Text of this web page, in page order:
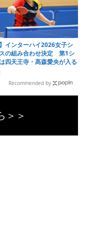
】インターハイ2026女子シ
の組み合わせ決定 第1シ
四天王寺・髙森愛央が入る
Recommended by
＞＞